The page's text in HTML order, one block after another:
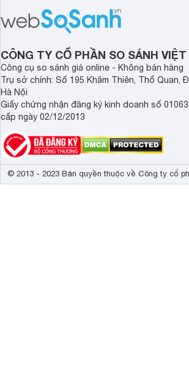
CÔNG TY CỔ PHẦN SO SÁNH
Công cụ so sánh giá online - Không bán hàng
Trụ sở chính: Số 195 Khâm Thiên, Thổ Quan,
Hà Nội
Giấy chứng nhận đăng ký kinh doanh số
cấp ngày 02/12/2013
© 2013 - 2023 Bản quyền thuộc về Công ty cổ